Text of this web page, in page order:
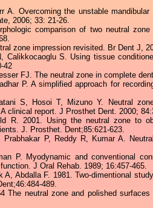
A. Overcoming the unstable
2006; 33: 21-26.
comparison of two neutral
zone impression revisited. Br Dent J,
Calikkocaoglu S. Using tissue
42
FJ. The neutral zone in complete
P. A simplified approach for
S, Hosoi T, Mizuno Y. Neutral
clinical report. J Prosthet Dent. 2000;
R. 2001. Using the neutral zone to
J. Prosthet. Dent;85:621-623.
Prabhakar P, Reddy R, Kumar A.
P. Myodynamic and conventional
J Oral Rehab. 1989; 16:457-465.
A, Abdalla F. 1981. Two-dimentional
489.
The neutral zone and polished